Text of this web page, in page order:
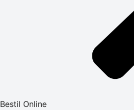
Bestil Online